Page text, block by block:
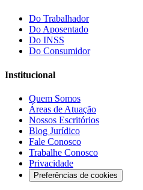
Do Trabalhador
Do Aposentado
Do INSS
Do Consumidor
Institucional
Quem Somos
Áreas de Atuação
Nossos Escritórios
Blog Jurídico
Fale Conosco
Trabalhe Conosco
Privacidade
Preferências de cookies